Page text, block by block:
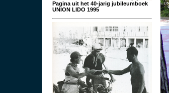
Pagina uit het 40-jarig jubileumboek
UNION LIDO 1995